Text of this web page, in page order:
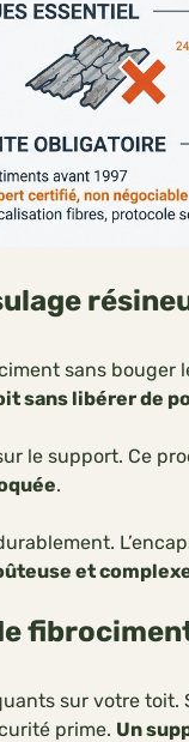
sans bouger
sans libérer de
le support. Ce
.
et
sur votre toit.
prime. Un